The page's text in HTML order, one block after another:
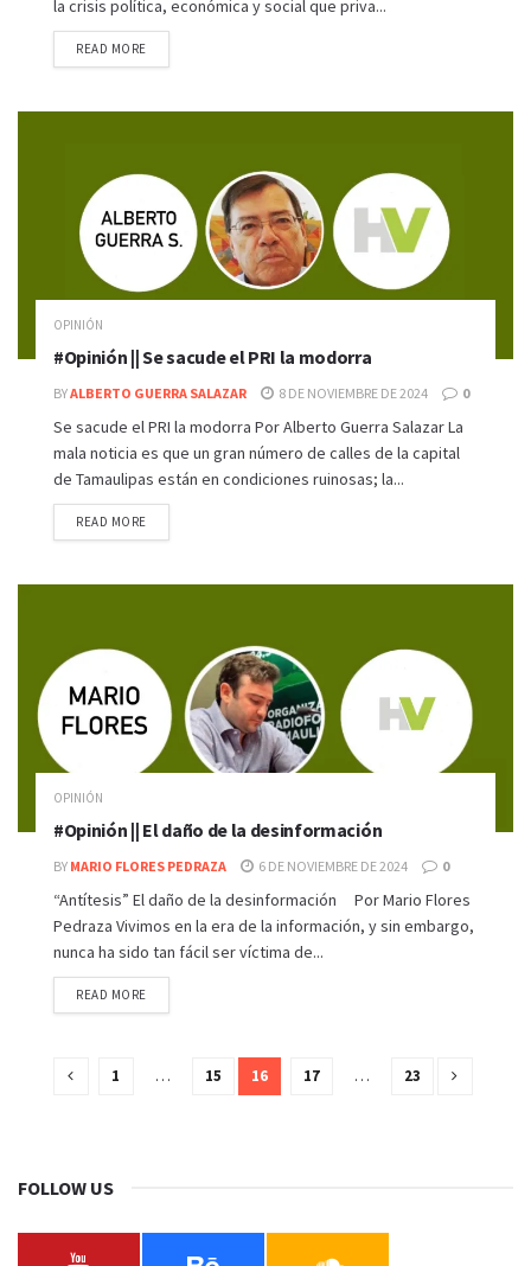
la crisis política, económica y social que priva...
READ MORE
OPINIÓN
#Opinión || Se sacude el PRI la modorra
BYALBERTO GUERRA SALAZAR 8 DE NOVIEMBRE DE 2024 0
Se sacude el PRI la modorra Por Alberto Guerra Salazar La
mala noticia es que un gran número de calles de la capital
de Tamaulipas están en condiciones ruinosas; la...
READ MORE
OPINIÓN
#Opinión || El daño de la desinformación
BY MARIO FLORES PEDRAZA 6 DE NOVIEMBRE DE 2024 0
“Antítesis” El daño de la desinformación Por Mario Flores
Pedraza Vivimos en la era de la información, y sin embargo,
nunca ha sido tan fácil ser víctima de...
READ MORE
1 … 15 16 17 … 23
FOLLOW US